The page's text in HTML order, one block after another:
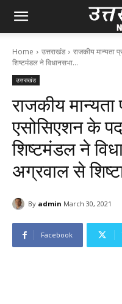
Home उत्तराखंड
राजकीय मान्यता
शिष्टमंडल ने विधानसभा...
उत्तराखंड
राजकीय
एसोसिएशन के
शिष्टमंडल ने
अग्रवाल से
By admin March 30, 2021
Facebook